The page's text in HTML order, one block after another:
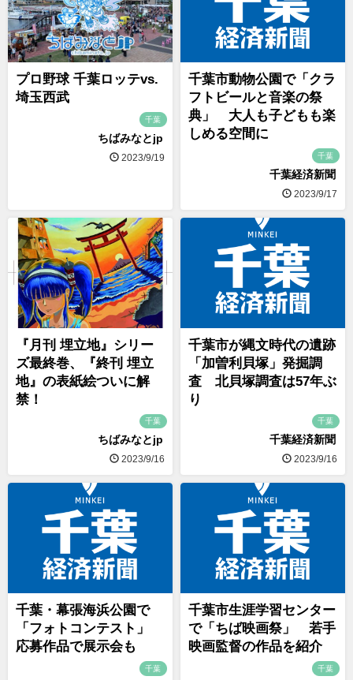
プロ野球 千葉ロッテvs.
埼玉西武
千葉
ちばみなとjp
2023/9/19
千葉市動物公園で「クラ
フトビールと音楽の祭
典」 大人も子どもも楽
しめる空間に
千葉
千葉経済新聞
2023/9/17
『月刊 埋立地』シリー
ズ最終巻、『終刊 埋立
地』の表紙絵ついに解
禁！
千葉
ちばみなとjp
2023/9/16
千葉市が縄文時代の遺跡
「加曽利貝塚」発掘調
査 北貝塚調査は57年ぶ
り
千葉
千葉経済新聞
2023/9/16
千葉・幕張海浜公園で
「フォトコンテスト」
応募作品で展示会も
千葉
千葉市生涯学習センター
で「ちば映画祭」 若手
映画監督の作品を紹介
千葉